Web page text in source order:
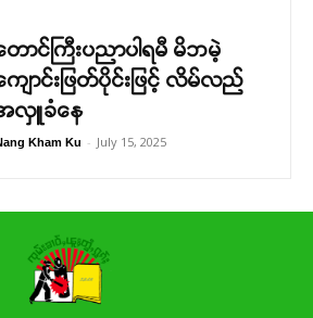
ောင်ကြီးပညာပါရမီ မိဘမဲ့
ျောင်းဖြတ်ပိုင်းဖြင့် လိမ်လည်
လှူခံနေ
Kham Ku - July 15, 2025